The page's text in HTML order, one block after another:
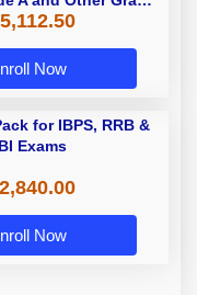
B Bank Exams
Now
for IBPS, RRB &
Exams
Now